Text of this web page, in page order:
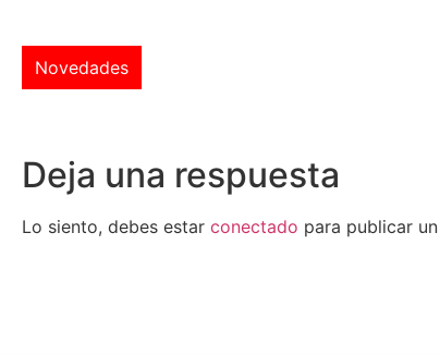
Novedades
Deja una respuesta
Lo siento, debes estar conectado para publicar